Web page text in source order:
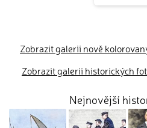
Zobrazit galerii nově
Zobrazit galerii historických
Nejnovější